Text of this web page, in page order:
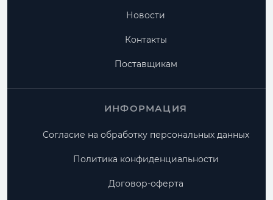
Новости
Контакты
Поставщикам
ИНФОРМАЦИЯ
Согласие на обработку персональных данных
Политика конфиденциальности
Договор-оферта